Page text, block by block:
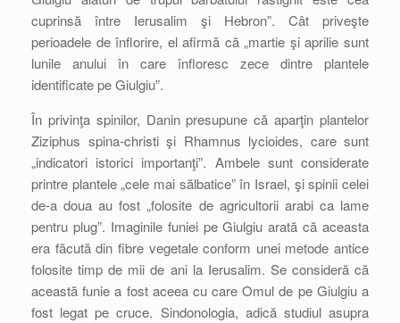
cuprinsă între Ierusalim şi Hebron”. Cât priveşte
perioadele de înflorire, el afirmă că „martie şi aprilie sunt
lunile anului în care înfloresc zece dintre plantele
identificate pe Giulgiu”.
În privinţa spinilor, Danin presupune că aparţin plantelor
Ziziphus spina-christi şi Rhamnus lycioides, care sunt
„indicatori istorici importanţi”. Ambele sunt considerate
printre plantele „cele mai sălbatice” în Israel, şi spinii celei
de-a doua au fost „folosite de agricultorii arabi ca lame
pentru plug”. Imaginile funiei pe Giulgiu arată că aceasta
era făcută din fibre vegetale conform unei metode antice
folosite timp de mii de ani la Ierusalim. Se consideră că
această funie a fost aceea cu care Omul de pe Giulgiu a
fost legat pe cruce. Sindonologia, adică studiul asupra